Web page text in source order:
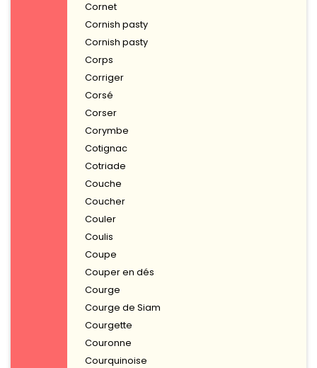
Cornet
Cornish pasty
Cornish pasty
Corps
Corriger
Corsé
Corser
Corymbe
Cotignac
Cotriade
Couche
Coucher
Couler
Coulis
Coupe
Couper en dés
Courge
Courge de Siam
Courgette
Couronne
Courquinoise